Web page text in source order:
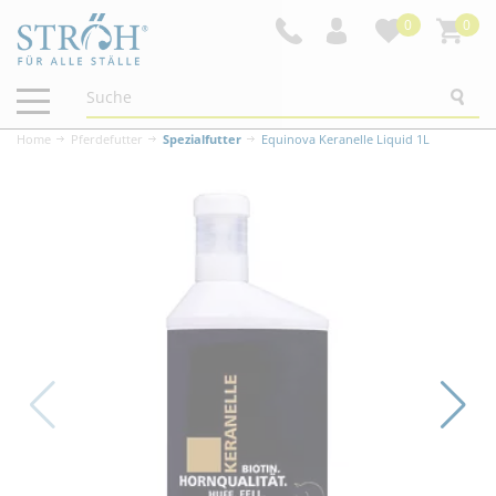
0 0
Navigation
ein-/ausblenden
Home Pferdefutter Spezialfutter Equinova Keranelle Liquid 1L